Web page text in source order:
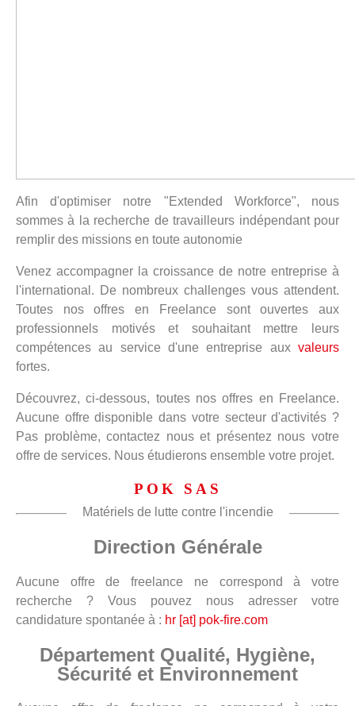
Afin d'optimiser notre "Extended Workforce", nous
sommes à la recherche de travailleurs indépendant pour
remplir des missions en toute autonomie
Venez accompagner la croissance de notre entreprise à
l'international. De nombreux challenges vous attendent.
Toutes nos offres en Freelance sont ouvertes aux
professionnels motivés et souhaitant mettre leurs
compétences au service d'une entreprise aux valeurs
fortes.
Découvrez, ci-dessous, toutes nos offres en Freelance.
Aucune offre disponible dans votre secteur d'activités ?
Pas problème, contactez nous et présentez nous votre
offre de services. Nous étudierons ensemble votre projet.
POK SAS
Matériels de lutte contre l'incendie
Direction Générale
Aucune offre de freelance ne correspond à votre
recherche ? Vous pouvez nous adresser votre
candidature spontanée à : hr [at] pok-fire.com
Département Qualité, Hygiène,
Sécurité et Environnement